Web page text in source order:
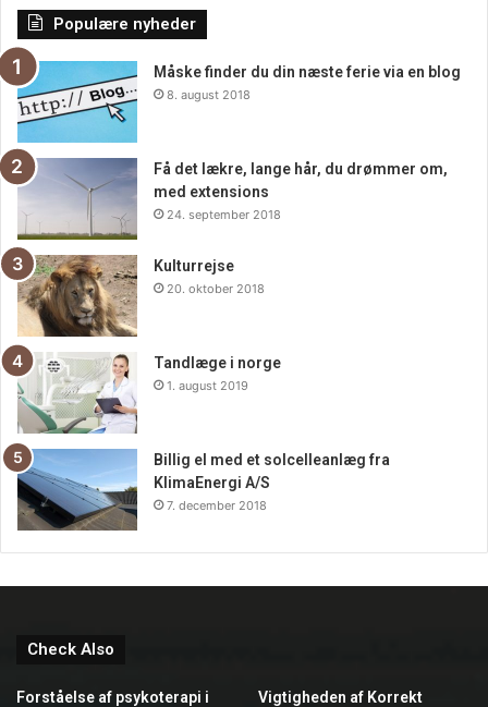
forrude, kan jeg varmt anbefale denne service – du vil ikke
blive skuffet!
Populære nyheder
Måske finder du din næste ferie via en blog
8. august 2018
Få det lækre, lange hår, du drømmer om,
med extensions
24. september 2018
Kulturrejse
20. oktober 2018
Tandlæge i norge
1. august 2019
Billig el med et solcelleanlæg fra
KlimaEnergi A/S
7. december 2018
Check Also
Forståelse af psykoterapi i
Vigtigheden af Korrekt